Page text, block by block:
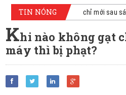
TIN NÓNG
tục cấp sổ đỏ theo địa chỉ mới sau
Khi nào không gạt
máy thì bị phạt?